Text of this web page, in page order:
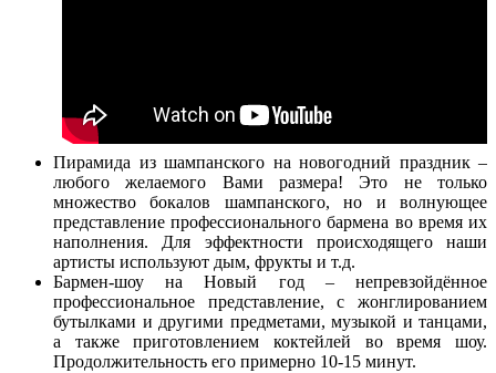
Пирамида из шампанского на новогодний праздник –
любого желаемого Вами размера! Это не только
множество бокалов шампанского, но и волнующее
представление профессионального бармена во время их
наполнения. Для эффектности происходящего наши
артисты используют дым, фрукты и т.д.
Бармен-шоу на Новый год – непревзойдённое
профессиональное представление, с жонглированием
бутылками и другими предметами, музыкой и танцами,
а также приготовлением коктейлей во время шоу.
Продолжительность его примерно 10-15 минут.